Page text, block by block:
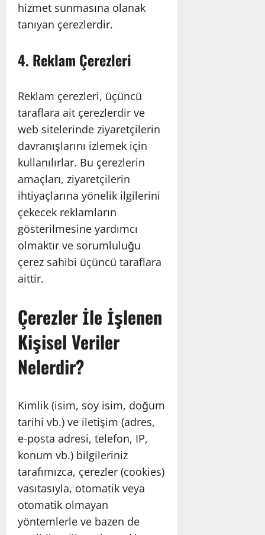
hizmet sunmasına olanak
tanıyan çerezlerdir.
4. Reklam Çerezleri
Reklam çerezleri, üçüncü
taraflara ait çerezlerdir ve
web sitelerinde ziyaretçilerin
davranışlarını izlemek için
kullanılırlar. Bu çerezlerin
amaçları, ziyaretçilerin
ihtiyaçlarına yönelik ilgilerini
çekecek reklamların
gösterilmesine yardımcı
olmaktır ve sorumluluğu
çerez sahibi üçüncü taraflara
aittir.
Çerezler İle İşlenen
Kişisel Veriler
Nelerdir?
Kimlik (isim, soy isim, doğum
tarihi vb.) ve iletişim (adres,
e-posta adresi, telefon, IP,
konum vb.) bilgileriniz
tarafımızca, çerezler (cookies)
vasıtasıyla, otomatik veya
otomatik olmayan
yöntemlerle ve bazen de